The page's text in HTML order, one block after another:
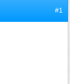
#1